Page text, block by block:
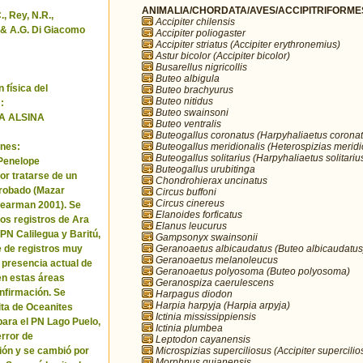
Rey, N.R.,
A.G. Di Giacomo
física del
ALSINA
tratarse de un
(Mazar
2001). Se
registros de Ara
Calilegua y Baritú,
de registros muy
actual de
estas áreas
Se
de Oceanites
el PN Lago Puelo,
de
y se cambió por
ANIMALIA/CHORDATA/AVES/
Accipiter chilensis
Accipiter poliogaster
Accipiter striatus (Accipiter erythronemius)
Astur bicolor (Accipiter bicolor)
Busarellus nigricollis
Buteo albigula
Buteo brachyurus
Buteo nitidus
Buteo swainsoni
Buteo ventralis
Buteogallus coronatus (Harpyhaliaetus
Buteogallus meridionalis (Heterospizias
Buteogallus solitarius (Harpyhaliaetus
Buteogallus urubitinga
Chondrohierax uncinatus
Circus buffoni
Circus cinereus
Elanoides forficatus
Elanus leucurus
Gampsonyx swainsonii
Geranoaetus albicaudatus (Buteo
Geranoaetus melanoleucus
Geranoaetus polyosoma (Buteo polyosoma)
Geranospiza caerulescens
Harpagus diodon
Harpia harpyja (Harpia arpyja)
Ictinia mississippiensis
Ictinia plumbea
Leptodon cayanensis
Microspizias superciliosus (Accipiter